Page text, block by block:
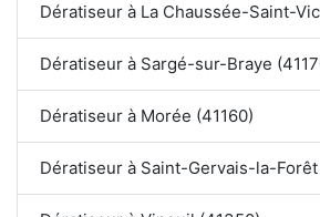
Dératiseur à La Chaussée-Saint-
Dératiseur à Sargé-sur-Braye
Dératiseur à Morée (41160)
Dératiseur à Saint-Gervais-la-